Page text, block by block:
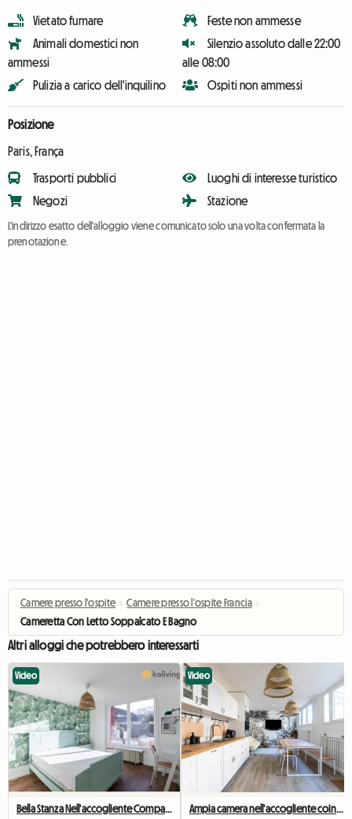
Vietato fumare
Animali domestici non
ammessi
Pulizia a carico dell'inquilino
Feste non ammesse
Silenzio assoluto dalle 22:00
alle 08:00
Ospiti non ammessi
Posizione
Paris, França
Trasporti pubblici
Negozi
Luoghi di interesse turistico
Stazione
L'indirizzo esatto dell'alloggio viene comunicato solo una volta confermata la
prenotazione.
Camere presso l'ospite › Camere presso l'ospite Francia ›
Cameretta Con Letto Soppalcato E Bagno
Altri alloggi che potrebbero interessarti
Video
Bella Stanza Nell'accogliente Compagno Di Stanza # 2
Video
Ampia camera nell'accogliente coinquilino n. 5 di New York vicino a Olry